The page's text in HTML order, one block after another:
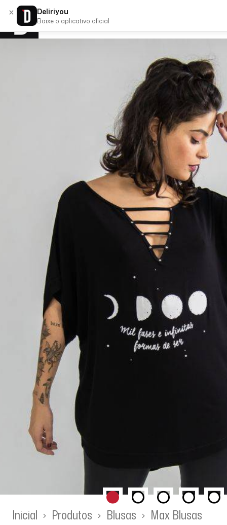
Inicial Produtos Blusas Max Blusas
× Deliriyou
Baixe o aplicativo oficial